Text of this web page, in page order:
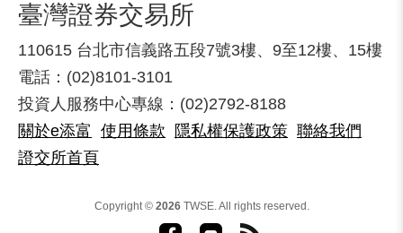
臺灣證券交易所
110615 台北市信義路五段7號3樓、9至12樓、15樓
電話：(02)8101-3101
投資人服務中心專線：(02)2792-8188
關於e添富 使用條款 隱私權保護政策 聯絡我們
證交所首頁
Copyright © 2026TWSE. All rights reserved.